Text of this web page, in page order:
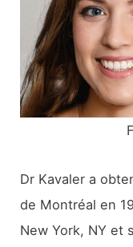
:
Dr Kavaler a
de Montréal en
New York, NY et